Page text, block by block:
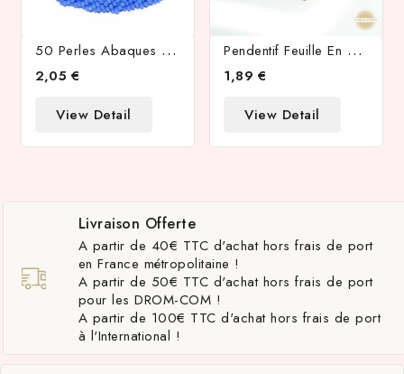
5
0 Perles Abaques À Facettes 6x5mm Pervenche
2,05 €
View Detail
P
Endentif Feuille En Acier Inoxydable Plaqué Or 18k
1,89 €
View Detail
Livraison Offerte
A partir de 40€ TTC d'achat hors frais de port
en France métropolitaine !
A partir de 50€ TTC d'achat hors frais de port
pour les DROM-COM !
A partir de 100€ TTC d'achat hors frais de port
à l'International !